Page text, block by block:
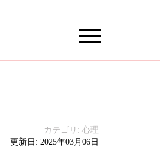
カテゴリ: 心理
更新日: 2025年03月06日